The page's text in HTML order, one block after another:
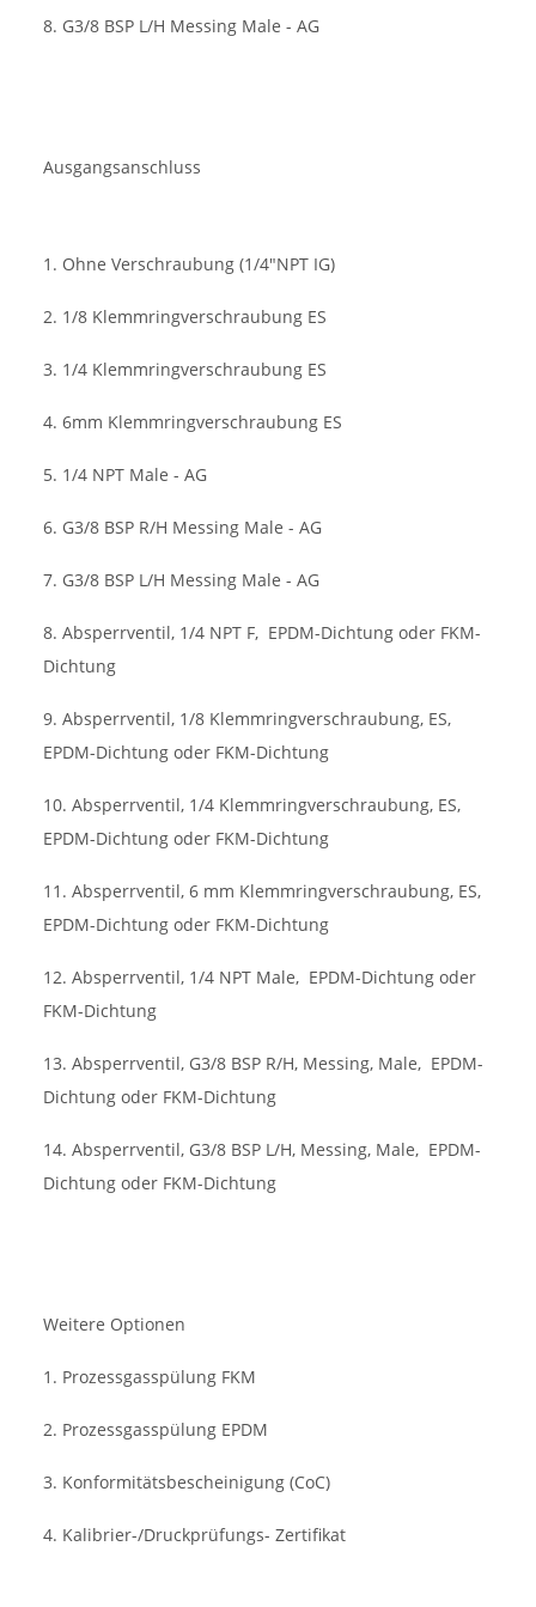
8. G3/8 BSP L/H Messing Male - AG
Ausgangsanschluss
1. Ohne Verschraubung (1/4"NPT IG)
2. 1/8 Klemmringverschraubung ES
3. 1/4 Klemmringverschraubung ES
4. 6mm Klemmringverschraubung ES
5. 1/4 NPT Male - AG
6. G3/8 BSP R/H Messing Male - AG
7. G3/8 BSP L/H Messing Male - AG
8. Absperrventil, 1/4 NPT F, EPDM-Dichtung oder FKM-
Dichtung
9. Absperrventil, 1/8 Klemmringverschraubung, ES,
EPDM-Dichtung oder FKM-Dichtung
10. Absperrventil, 1/4 Klemmringverschraubung, ES,
EPDM-Dichtung oder FKM-Dichtung
11. Absperrventil, 6 mm Klemmringverschraubung, ES,
EPDM-Dichtung oder FKM-Dichtung
12. Absperrventil, 1/4 NPT Male, EPDM-Dichtung oder
FKM-Dichtung
13. Absperrventil, G3/8 BSP R/H, Messing, Male, EPDM-
Dichtung oder FKM-Dichtung
14. Absperrventil, G3/8 BSP L/H, Messing, Male, EPDM-
Dichtung oder FKM-Dichtung
Weitere Optionen
1. Prozessgasspülung FKM
2. Prozessgasspülung EPDM
3. Konformitätsbescheinigung (CoC)
4. Kalibrier-/Druckprüfungs- Zertifikat